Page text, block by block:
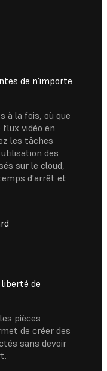
de n'importe
à la fois, où que
vidéo en
les tâches
des
sur le cloud,
d'arrêt et
de
pièces
de créer des
sans devoir